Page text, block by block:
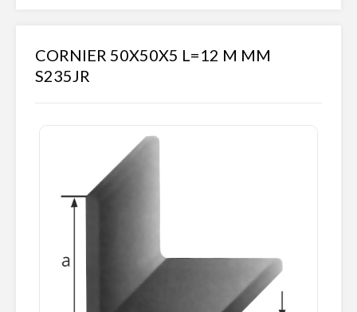
CORNIER 50X50X5 L=12 M MM
S235JR